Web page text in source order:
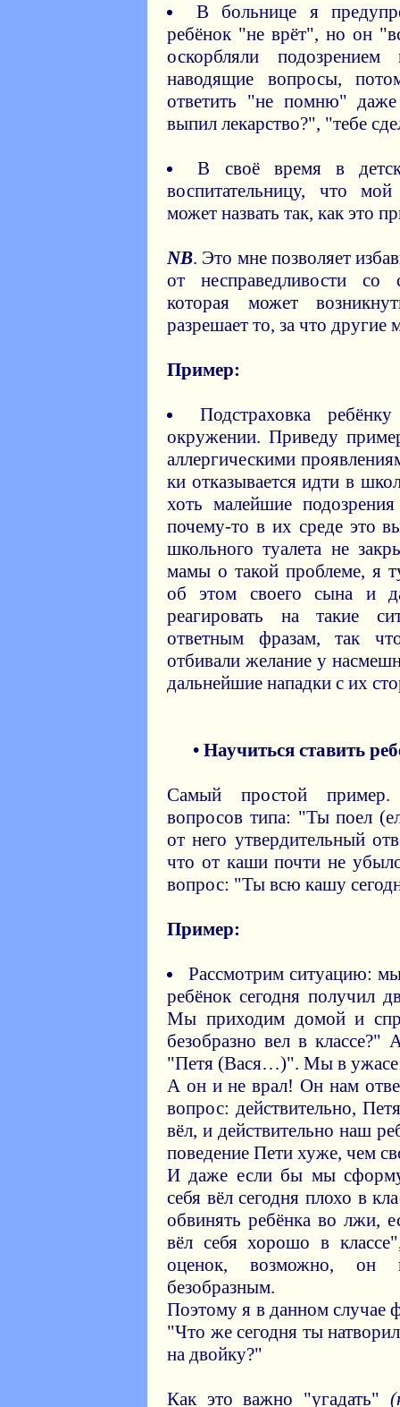
В больнице я
ребёнок "не врёт", но он
оскорбляли
наводящие вопросы,
ответить "не помню"
выпил лекарство?", "тебе
В своё время в
воспитательницу, что
может назвать так, как это
NB. Это мне позволяет
от несправедливости со
которая может
разрешает то, за что другие
Пример:
Подстраховка
окружении. Приведу
аллергическими
ки отказывается идти в
хоть малейшие
почему-то в их среде это
школьного туалета не
мамы о такой проблеме, я
об этом своего сына и
реагировать на такие
ответным фразам, так
отбивали желание у
дальнейшие нападки с их
• Научиться ставить
Самый простой пример.
вопросов типа: "Ты поел
от него утвердительный
что от каши почти не
вопрос: "Ты всю кашу
Пример:
Рассмотрим ситуацию:
ребёнок сегодня получил
Мы приходим домой и
безобразно вел в
"Петя (Вася…)". Мы в
А он и не врал! Он нам
вопрос: действительно,
вёл, и действительно наш
поведение Пети хуже, чем
И даже если бы мы
себя вёл сегодня плохо в
обвинять ребёнка во лжи,
вёл себя хорошо в
оценок, возможно, он
безобразным.
Поэтому я в данном случае
"Что же сегодня ты
на двойку?"
Как это важно "угадать"